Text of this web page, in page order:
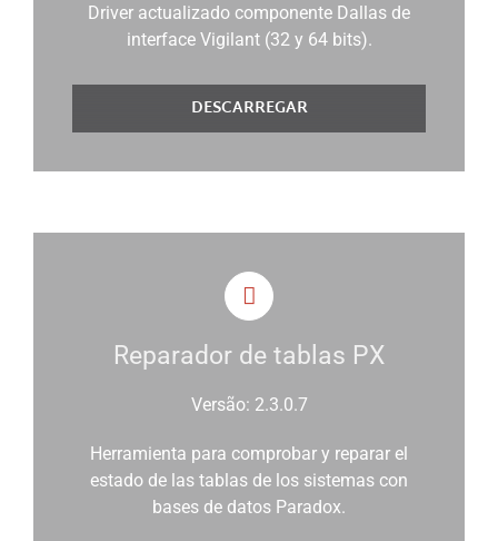
Driver actualizado componente Dallas de
interface Vigilant (32 y 64 bits).
DESCARREGAR
Reparador de tablas PX
Versão: 2.3.0.7
Herramienta para comprobar y reparar el
estado de las tablas de los sistemas con
bases de datos Paradox.